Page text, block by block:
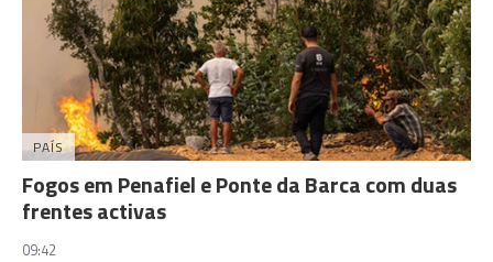
PAÍS
Fogos em Penafiel e Ponte da Barca com duas
frentes activas
09:42